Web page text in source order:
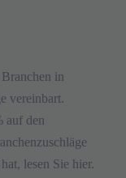
in
vereinbart.
auf den
lesen Sie hier.